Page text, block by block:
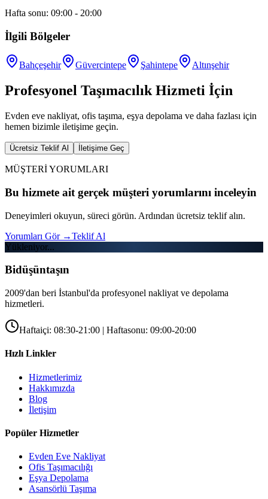
Hafta sonu: 09:00 - 20:00
İlgili Bölgeler
Bahçeşehir Güvercintepe Şahintepe Altınşehir
Profesyonel Taşımacılık Hizmeti İçin
Evden eve nakliyat, ofis taşıma, eşya depolama ve daha fazlası için
hemen bizimle iletişime geçin.
Ücretsiz Teklif Al İletişime Geç
MÜŞTERİ YORUMLARI
Bu hizmete ait gerçek müşteri yorumlarını inceleyin
Deneyimleri okuyun, süreci görün. Ardından ücretsiz teklif alın.
Yorumları Gör →Teklif Al
Yükleniyor...
Bidüşüntaşın
2009'dan beri İstanbul'da profesyonel nakliyat ve depolama
hizmetleri.
Haftaiçi: 08:30-21:00 | Haftasonu: 09:00-20:00
Hızlı Linkler
Hizmetlerimiz
Hakkımızda
Blog
İletişim
Popüler Hizmetler
Evden Eve Nakliyat
Ofis Taşımacılığı
Eşya Depolama
Asansörlü Taşıma